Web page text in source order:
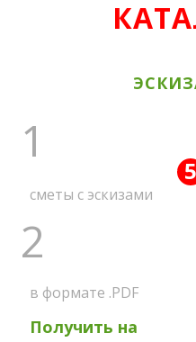
1
5
сметы с эскизами
2
в формате .PDF
Получить на